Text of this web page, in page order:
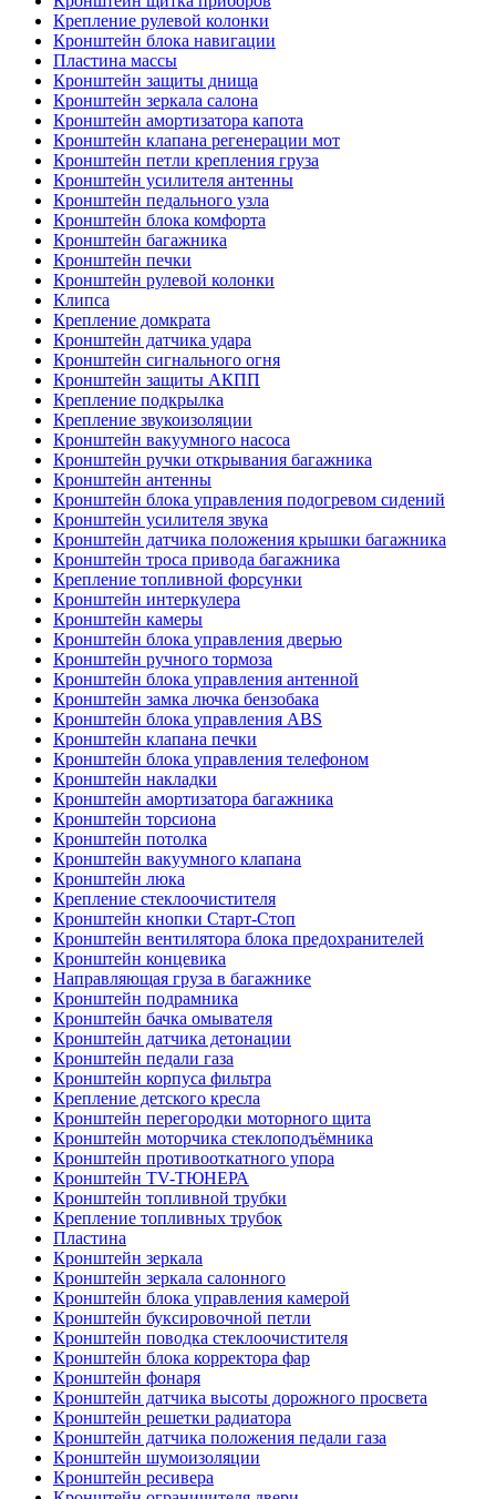
Крепление рулевой колонки
Кронштейн блока навигации
Пластина массы
Кронштейн защиты днища
Кронштейн зеркала салона
Кронштейн амортизатора капота
Кронштейн клапана регенерации мот
Кронштейн петли крепления груза
Кронштейн усилителя антенны
Кронштейн педального узла
Кронштейн блока комфорта
Кронштейн багажника
Кронштейн печки
Кронштейн рулевой колонки
Клипса
Крепление домкрата
Кронштейн датчика удара
Кронштейн сигнального огня
Кронштейн защиты АКПП
Крепление подкрылка
Крепление звукоизоляции
Кронштейн вакуумного насоса
Кронштейн ручки открывания багажника
Кронштейн антенны
Кронштейн блока управления подогревом сидений
Кронштейн усилителя звука
Кронштейн датчика положения крышки багажника
Кронштейн троса привода багажника
Крепление топливной форсунки
Кронштейн интеркулера
Кронштейн камеры
Кронштейн блока управления дверью
Кронштейн ручного тормоза
Кронштейн блока управления антенной
Кронштейн замка лючка бензобака
Кронштейн блока управления ABS
Кронштейн клапана печки
Кронштейн блока управления телефоном
Кронштейн накладки
Кронштейн амортизатора багажника
Кронштейн торсиона
Кронштейн потолка
Кронштейн вакуумного клапана
Кронштейн люка
Крепление стеклоочистителя
Кронштейн кнопки Старт-Стоп
Кронштейн вентилятора блока предохранителей
Кронштейн концевика
Направляющая груза в багажнике
Кронштейн подрамника
Кронштейн бачка омывателя
Кронштейн датчика детонации
Кронштейн педали газа
Кронштейн корпуса фильтра
Крепление детского кресла
Кронштейн перегородки моторного щита
Кронштейн моторчика стеклоподъёмника
Кронштейн противооткатного упора
Кронштейн TV-ТЮНЕРА
Кронштейн топливной трубки
Крепление топливных трубок
Пластина
Кронштейн зеркала
Кронштейн зеркала салонного
Кронштейн блока управления камерой
Кронштейн буксировочной петли
Кронштейн поводка стеклоочистителя
Кронштейн блока корректора фар
Кронштейн фонаря
Кронштейн датчика высоты дорожного просвета
Кронштейн решетки радиатора
Кронштейн датчика положения педали газа
Кронштейн шумоизоляции
Кронштейн ресивера